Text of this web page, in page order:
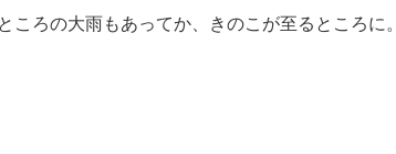
ころの大雨もあってか、きのこが至るところに。